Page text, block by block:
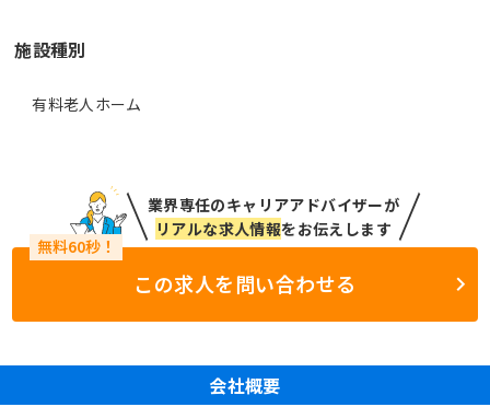
施設種別
有料老人ホーム
業界専任のキャリアアドバイザーが
リアルな求人情報をお伝えします
この求人を問い合わせる
会社概要